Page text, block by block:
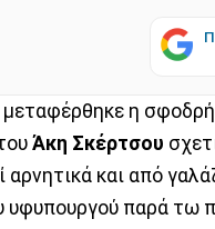
μεταφέρθηκε η σφοδρή
Άκη Σκέρτσου
αρνητικά και από
υφυπουργού παρά τω